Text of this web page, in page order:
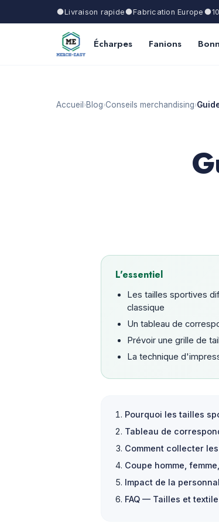
Livraison rapide Fabrication Europe
Écharpes Fanions
Accueil ›Blog›Conseils merchandising›
L'essentiel
Les tailles sportives
classique
Un tableau de
Prévoir une grille de
La technique
Pourquoi les tailles
Tableau de
Comment collecter
Coupe homme,
Impact de la
FAQ — Tailles et